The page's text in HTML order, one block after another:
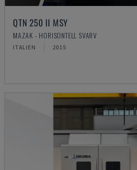
QTN 250 II MSY
MAZAK - HORISONTELL SVARV
ITALIEN 2015